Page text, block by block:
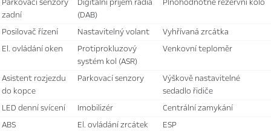
parkovací senzory
zadní
digitální příjem rádia
(DAB)
plnohodnotné rezervní kolo
posilovač řízení nastavitelný volant
vyhřívaná zrcátka
el. ovládání oken
protiprokluzový
systém kol (ASR)
venkovní teploměr
asistent rozjezdu
do kopce
parkovací senzory
výškově nastavitelné
sedadlo řidiče
LED denní svícení
imobilizér
centrální zamykání
ABS
el. ovládání zrcátek
ESP